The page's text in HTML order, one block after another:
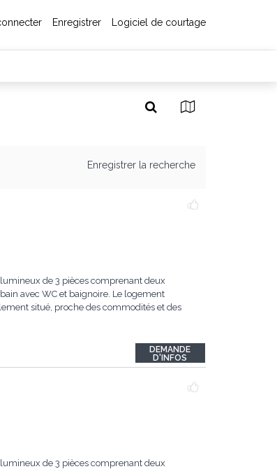
Enregistrer Logiciel de courtage
Enregistrer la recherche
de 3 pièces comprenant deux
avec WC et baignoire. Le logement
situé, proche des commodités et des
DEMANDE
D'INFOS
de 3 pièces comprenant deux